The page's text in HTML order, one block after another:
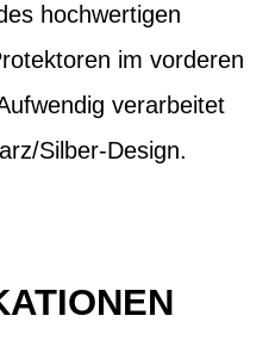
hochwertigen
im vorderen
verarbeitet
Silber-Design.